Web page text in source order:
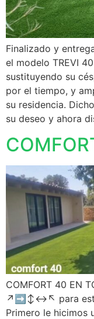
Finalizado y
el modelo TREVI
sustituyendo su
por el tiempo, y
su residencia.
su deseo y ahora
COMFORT 40 EN
↗️➡️↕️↔️↖️ para este
Primero le hicimos